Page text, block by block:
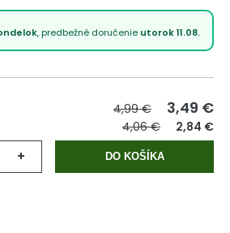
, predbežné doručenie utorok 11.08.
4,99 € 3,49 €
4,06 € 2,84 €
+ DO KOŠÍKA